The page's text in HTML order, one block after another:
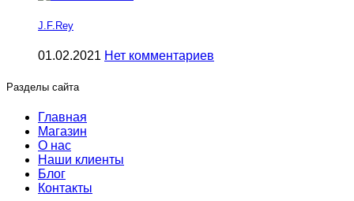
J.F.Rey
01.02.2021 Нет комментариев
Разделы сайта
Главная
Магазин
О нас
Наши клиенты
Блог
Контакты